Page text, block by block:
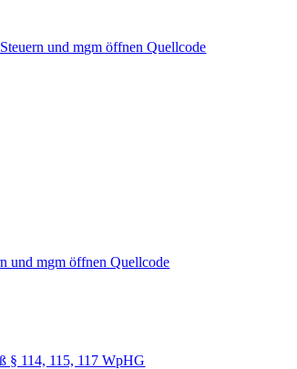
und mgm öffnen Quellcode
und mgm öffnen Quellcode
§ 114, 115, 117 WpHG